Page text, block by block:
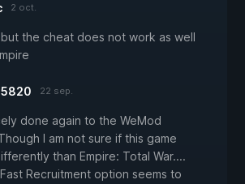
2 oct.
the cheat does not work as well
22 sep.
done again to the WeMod
I am not sure if this game
than Empire: Total War....
Recruitment option seems to